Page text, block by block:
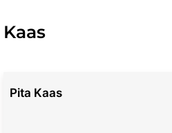
Kaas
Pita Kaas